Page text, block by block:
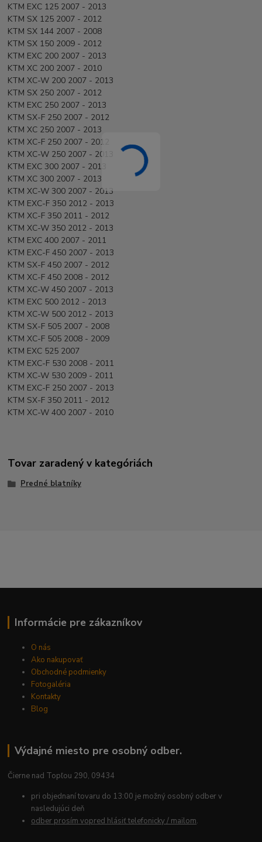
KTM EXC 125 2007 - 2013
KTM SX 125 2007 - 2012
KTM SX 144 2007 - 2008
KTM SX 150 2009 - 2012
KTM EXC 200 2007 - 2013
KTM XC 200 2007 - 2010
KTM XC-W 200 2007 - 2013
KTM SX 250 2007 - 2012
KTM EXC 250 2007 - 2013
KTM SX-F 250 2007 - 2012
KTM XC 250 2007 - 2013
KTM XC-F 250 2007 - 2012
KTM XC-W 250 2007 - 2013
KTM EXC 300 2007 - 2013
KTM XC 300 2007 - 2013
KTM XC-W 300 2007 - 2013
KTM EXC-F 350 2012 - 2013
KTM XC-F 350 2011 - 2012
KTM XC-W 350 2012 - 2013
KTM EXC 400 2007 - 2011
KTM EXC-F 450 2007 - 2013
KTM SX-F 450 2007 - 2012
KTM XC-F 450 2008 - 2012
KTM XC-W 450 2007 - 2013
KTM EXC 500 2012 - 2013
KTM XC-W 500 2012 - 2013
KTM SX-F 505 2007 - 2008
KTM XC-F 505 2008 - 2009
KTM EXC 525 2007
KTM EXC-F 530 2008 - 2011
KTM XC-W 530 2009 - 2011
KTM EXC-F 250 2007 - 2013
KTM SX-F 350 2011 - 2012
KTM XC-W 400 2007 - 2010
Tovar zaradený v kategóriách
Predné blatníky
Informácie pre zákazníkov
O nás
Ako nakupovať
Obchodné podmienky
Fotogaléria
Kontakty
Blog
Výdajné miesto pre osobný odber.
Čierne nad Topľou 290, 09434
pri objednaní tovaru do 13:00 je možný osobný odber v
nasledujúci deň
odber prosím vopred hlásiť telefonicky / mailom.